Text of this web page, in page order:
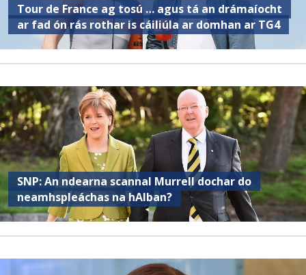
Tour de France ag tosú … agus tá an drámaíocht
ar fad ón rás rothar is cáiliúla ar domhan ar TG4
SNP: An ndearna scannal Murrell dochar do
neamhspleáchas na hAlban?